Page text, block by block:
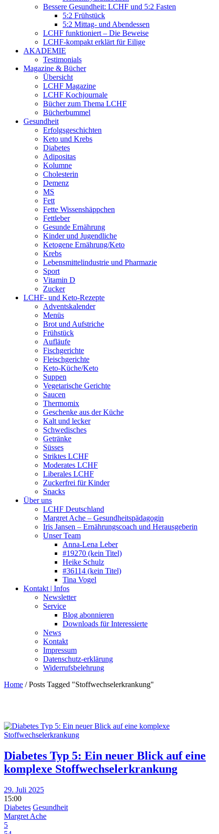
Bessere Gesundheit: LCHF und 5:2 Fasten
5:2 Frühstück
5:2 Mittag- und Abendessen
LCHF funktioniert – Die Beweise
LCHF-kompakt erklärt für Eilige
AKADEMIE
Testimonials
Magazine & Bücher
Übersicht
LCHF Magazine
LCHF Kochjournale
Bücher zum Thema LCHF
Bücherbummel
Gesundheit
Erfolgsgeschichten
Keto und Krebs
Diabetes
Adipositas
Kolumne
Cholesterin
Demenz
MS
Fett
Fette Wissenshäppchen
Fettleber
Gesunde Ernährung
Kinder und Jugendliche
Ketogene Ernährung/Keto
Krebs
Lebensmittelindustrie und Pharmazie
Sport
Vitamin D
Zucker
LCHF- und Keto-Rezepte
Adventskalender
Menüs
Brot und Aufstriche
Frühstück
Aufläufe
Fischgerichte
Fleischgerichte
Keto-Küche/Keto
Suppen
Vegetarische Gerichte
Saucen
Thermomix
Geschenke aus der Küche
Kalt und lecker
Schwedisches
Getränke
Süsses
Striktes LCHF
Moderates LCHF
Liberales LCHF
Zuckerfrei für Kinder
Snacks
Über uns
LCHF Deutschland
Margret Ache – Gesundheitspädagogin
Iris Jansen – Ernährungscoach und Herausgeberin
Unser Team
Anna-Lena Leber
#19270 (kein Titel)
Heike Schulz
#36114 (kein Titel)
Tina Vogel
Kontakt | Infos
Newsletter
Service
Blog abonnieren
Downloads für Interessierte
News
Kontakt
Impressum
Datenschutz-erklärung
Widerrufsbelehrung
Home /Posts Tagged "Stoffwechselerkrankung"
Diabetes Typ 5: Ein neuer Blick auf eine
komplexe Stoffwechselerkrankung
29. Juli 2025
15:00
Diabetes Gesundheit
Margret Ache
5